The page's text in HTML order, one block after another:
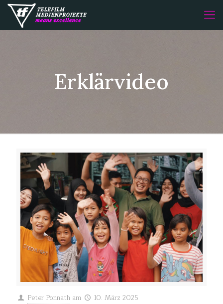
Erklärvideo
Peter Ponnath am 10. März 2025